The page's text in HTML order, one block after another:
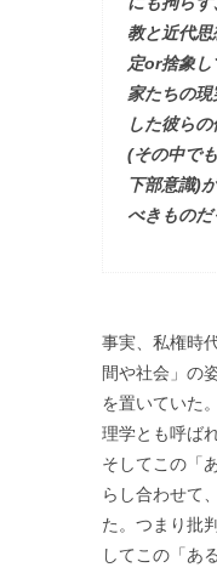
教と近代
定or捨象
家たちの
した彼ら
(その中で
下部意識)
べきものだ
事実、私権時
間や社会」の
を置いていた
理学とも呼ば
そしてこの「
らし合わせて
た。つまり批
してこの「あ